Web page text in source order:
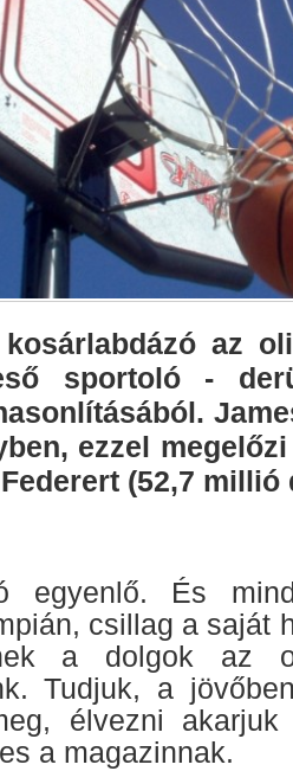
az
sportoló -
ezzel
(52,7 millió
egyenlő. És
csillag a saját
a dolgok az
Tudjuk, a
élvezni
a magazinnak.